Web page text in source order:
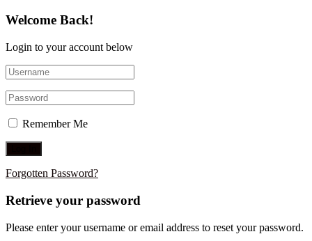
Welcome Back!
Login to your account below
Remember Me
Forgotten Password?
Retrieve your password
Please enter your username or email address to reset your password.